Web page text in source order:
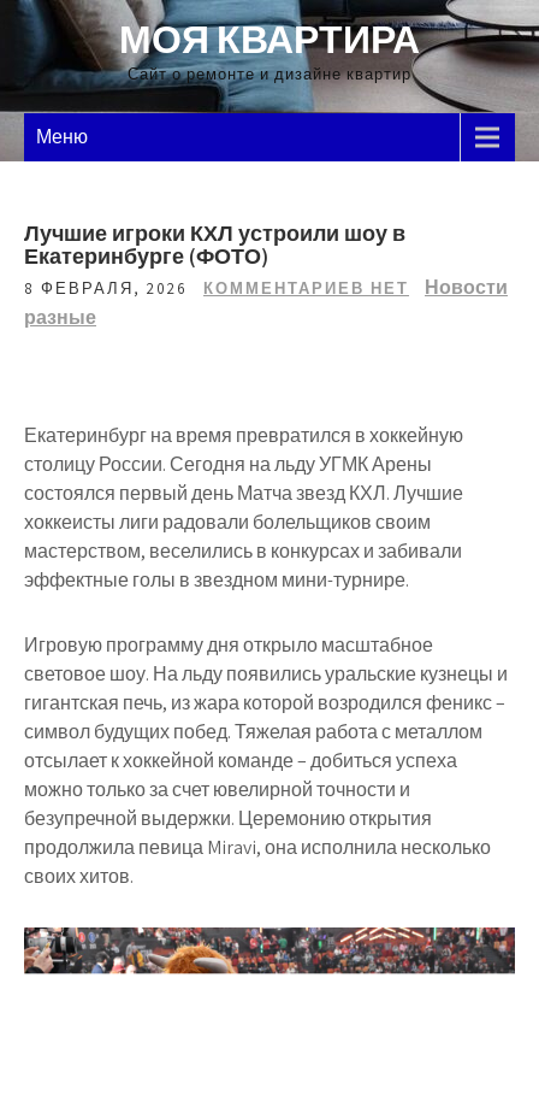
Перейти
содержимому
МОЯ КВАРТИРА
Сайт о ремонте и дизайне квартир
Меню
Лучшие игроки КХЛ устроили шоу в
Екатеринбурге (ФОТО)
8 ФЕВРАЛЯ, 2026 КОММЕНТАРИЕВ НЕТ
Новости
разные
Екатеринбург на время превратился в хоккейную
столицу России. Сегодня на льду УГМК Арены
состоялся первый день Матча звезд КХЛ. Лучшие
хоккеисты лиги радовали болельщиков своим
мастерством, веселились в конкурсах и забивали
эффектные голы в звездном мини-турнире.
Игровую программу дня открыло масштабное
световое шоу. На льду появились уральские кузнецы и
гигантская печь, из жара которой возродился феникс –
символ будущих побед. Тяжелая работа с металлом
отсылает к хоккейной команде – добиться успеха
можно только за счет ювелирной точности и
безупречной выдержки. Церемонию открытия
продолжила певица Miravi, она исполнила несколько
своих хитов.